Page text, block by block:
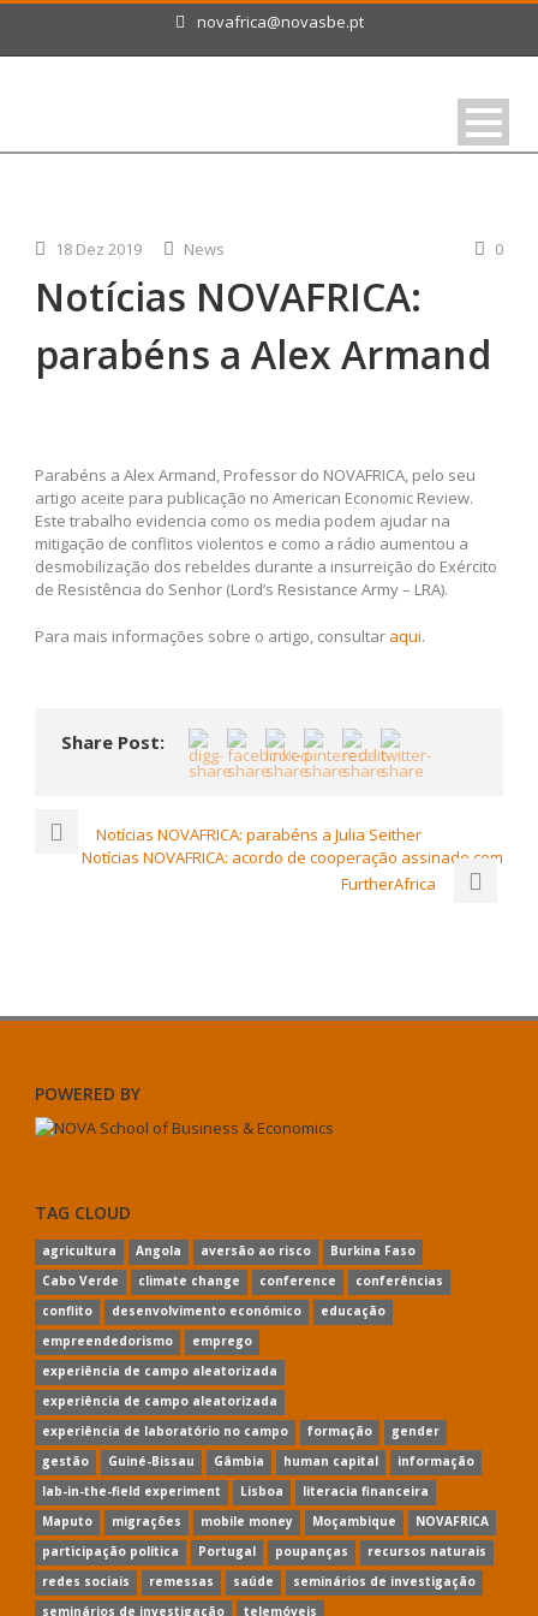
novafrica@novasbe.pt
18 Dez 2019 News 0
Notícias NOVAFRICA:
parabéns a Alex Armand
Parabéns a Alex Armand, Professor do NOVAFRICA, pelo seu
artigo aceite para publicação no American Economic Review.
Este trabalho evidencia como os media podem ajudar na
mitigação de conflitos violentos e como a rádio aumentou a
desmobilização dos rebeldes durante a insurreição do Exército
de Resistência do Senhor (Lord’s Resistance Army – LRA).
Para mais informações sobre o artigo, consultar aqui.
Share Post:
Notícias NOVAFRICA: parabéns a Julia Seither
Notícias NOVAFRICA: acordo de cooperação assinado com
FurtherAfrica
POWERED BY
TAG CLOUD
agricultura Angola aversão ao risco
Burkina Faso
Cabo Verde
climate change conference
conferências
conflito
desenvolvimento económico
educação
empreendedorismo
emprego
experiência de campo aleatorizada
experiência de campo aleatorizada
experiência de laboratório no campo
formação
gender
gestão
Guiné-Bissau Gâmbia human capital
informação
lab-in-the-field experiment
Lisboa
literacia financeira
Maputo
migrações mobile money Moçambique
NOVAFRICA
participação política
Portugal poupanças
recursos naturais
redes sociais
remessas saúde
seminários de investigação
seminários de investigação
telemóveis